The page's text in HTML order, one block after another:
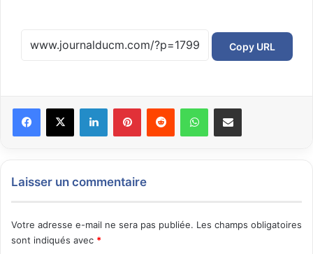
Copy URL
Laisser un commentaire
Votre adresse e-mail ne sera pas publiée. Les champs obligatoires
sont indiqués avec *